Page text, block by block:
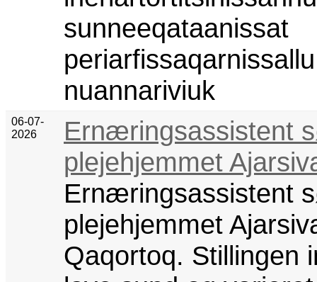
sunneeqataanissat
periarfissaqarnissallu
nuannariviuk
06-07-
2026
Ernæringsassistent
plejehjemmet
Ernæringsassistent
plejehjemmet
Qaqortoq. Stillingen